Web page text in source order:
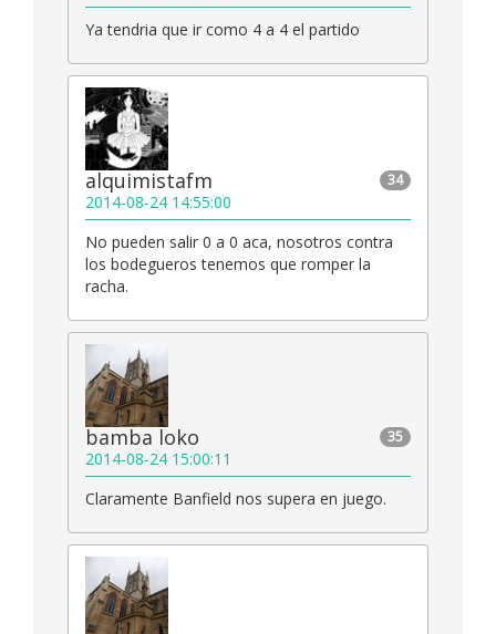
Ya tendria que ir como 4 a 4 el partido
34
alquimistafm
2014-08-24 14:55:00
No pueden salir 0 a 0 aca, nosotros contra
los bodegueros tenemos que romper la
racha.
35
bamba loko
2014-08-24 15:00:11
Claramente Banfield nos supera en juego.